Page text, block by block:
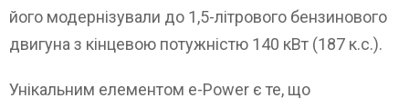
його модернізували до 1,5-літрового бензинового
двигуна з кінцевою потужністю 140 кВт (187 к.с.).
Унікальним елементом e-Power є те, що